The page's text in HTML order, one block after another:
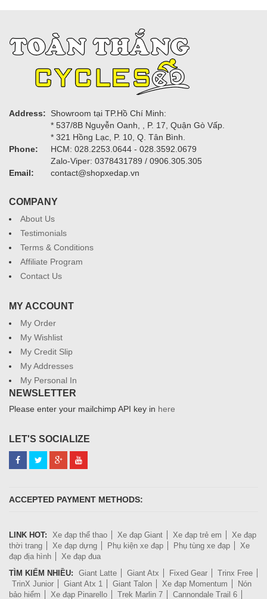
Address:
Showroom tại TP.Hồ Chí Minh:
* 537/8B Nguyễn Oanh, , P. 17, Quận Gò Vấp.
* 321 Hồng Lạc, P. 10, Q. Tân Bình.
Phone:
HCM: 028.2253.0644 - 028.3592.0679
Zalo-Viper: 0378431789 / 0906.305.305
Email:
contact@shopxedap.vn
COMPANY
About Us
Testimonials
Terms & Conditions
Affiliate Program
Contact Us
MY ACCOUNT
My Order
My Wishlist
My Credit Slip
My Addresses
My Personal In
NEWSLETTER
Please enter your mailchimp API key in here
LET'S SOCIALIZE
ACCEPTED PAYMENT METHODS:
LINK HOT: Xe đạp thể thao Xe đạp Giant Xe đạp trẻ em
Xe đạp
thời trang
Xe đạp dựng Phụ kiện xe đạp Phụ tùng xe đạp
Xe
đạp địa hình
Xe đạp đua
TÌM KIẾM NHIỀU:
Giant Latte Giant Atx Fixed Gear
Trinx Free
TrinX Junior
Giant Atx 1 Giant Talon Xe đạp Momentum
Nón
bảo hiểm
Xe đạp Pinarello Trek Marlin 7 Cannondale Trail 6